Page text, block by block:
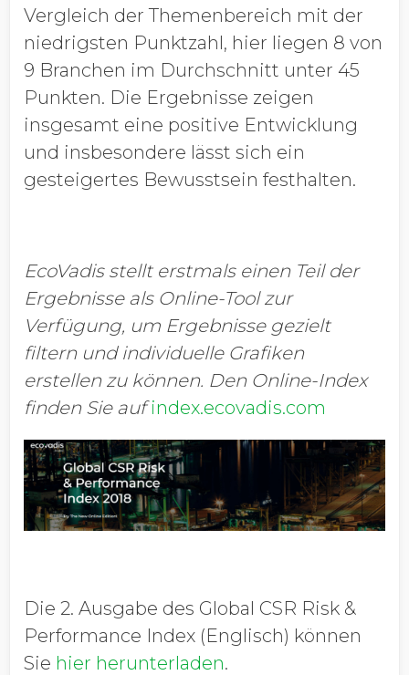
Vergleich der Themenbereich mit der
niedrigsten Punktzahl, hier liegen 8 von
9 Branchen im Durchschnitt unter 45
Punkten. Die Ergebnisse zeigen
insgesamt eine positive Entwicklung
und insbesondere lässt sich ein
gesteigertes Bewusstsein festhalten.
EcoVadis stellt erstmals einen Teil der
Ergebnisse als Online-Tool zur
Verfügung, um Ergebnisse gezielt
filtern und individuelle Grafiken
erstellen zu können. Den Online-Index
finden Sie auf index.ecovadis.com
Die 2. Ausgabe des Global CSR Risk &
Performance Index (Englisch) können
Sie hier herunterladen.